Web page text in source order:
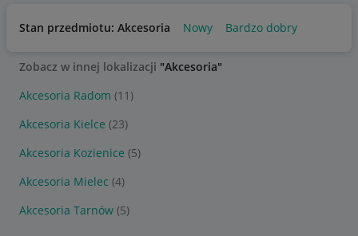
Stan przedmiotu: Akcesoria Nowy Bardzo dobry
Zobacz w innej lokalizacji "Akcesoria"
Akcesoria Radom (11)
Akcesoria Kielce (23)
Akcesoria Kozienice (5)
Akcesoria Mielec (4)
Akcesoria Tarnów (5)